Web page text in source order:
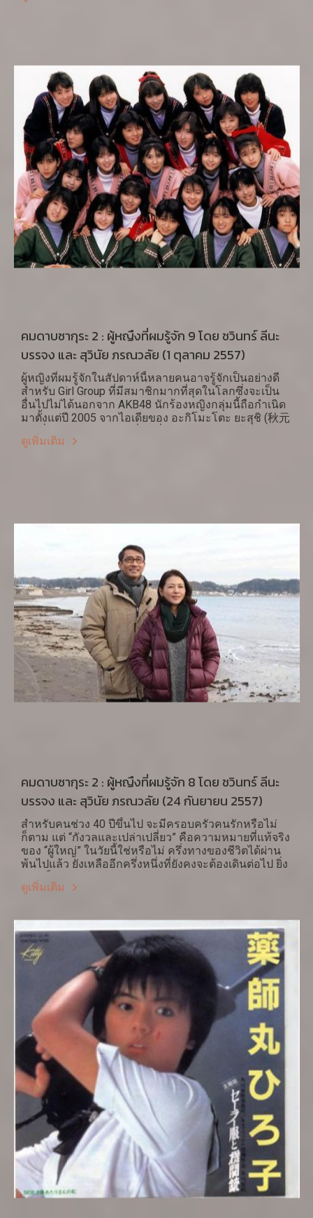
การฝึกบัลเลต์ตั้งแต่อายุ 5 ปีและน่าจะเข้าสู่วงการบัลเลต์
แต่กลับเข้าสู่วงการบันเทิงในฐานะนางแบบในหนังสือ
นิตยสารแฟชั่นสตรี สาวโฆษณาเบียร์ นางแบบชุดว่ายน้ำ
ในช่วงต้นทศวรรษที่ 1990
คมดาบซากุระ 2 : ผู้หญืงที่ผมรู้จัก 9 โดย ชวินทร์ ลีนะ
บรรจง และ สุวินัย ภรณวลัย (1 ตุลาคม 2557)
ผู้หญิงที่ผมรู้จักในสัปดาห์นี้หลายคนอาจรู้จักเป็นอย่างดี
สำหรับ Girl Group ที่มีสมาชิกมากที่สุดในโลกซึ่งจะเป็น
อื่นไปไม่ได้นอกจาก AKB48 นักร้องหญิงกลุ่มนี้ถือกำเนิด
มาตั้งแต่ปี 2005 จากไอเดียของ อะกิโมะโตะ ยะสุชิ (秋元
康) ที่อยากสร้างไอดอลที่คนทั่วไปสามารถเข้าใกล้และ
สัมผัสตัวจริงได้ การแบ่งออกเป็น 3 ทีมๆ ละ 16 คนโดยมี
พวกเธอไม่ได้เป็นนักร้องประสานเสียง ดังนั้นจึงมีผู้สงสัย
ประมาณ 150 คนจากการสัมภาษณ์กับแอนนา โคเรน
ดูเพิ่มเติม
คมดาบซากุระ 2 : ผู้หญืงที่ผมรู้จัก 8 โดย ชวินทร์ ลีนะ
บรรจง และ สุวินัย ภรณวลัย (24 กันยายน 2557)
สำหรับคนช่วง 40 ปีขึ้นไป จะมีครอบครัวคนรักหรือไม่
ก็ตาม แต่ “กังวลและเปล่าเปลี่ยว” คือความหมายที่แท้จริง
ของ “ผู้ใหญ่” ในวัยนี้ใช่หรือไม่ ครึ่งทางของชีวิตได้ผ่าน
พ้นไปแล้ว ยังเหลืออีกครึ่งหนึ่งที่ยังคงจะต้องเดินต่อไป ยิ่ง
หากเป็นหญิงโสดตัวคนเดียวด้วยแล้ว ความหมายของ
ชีวิตนับจากนี้คือการแสวงหา “ความรัก” ที่คงไม่ใช่ครั้ง
สิ้น จริงหรือไม่? หนังชุดทีวี ไซโกะ คะระ นิบังเมะโนะ
โค่ย (最後から二番目の恋) หรือ Second to Last Love
จึงเป็นภาพจำลองของหญิงโสดในวัยกลางคนผ่าน โยชิ
โนะ ชิอะกิ (吉野 千明) แสดงโดยโคะอิสุมิ เคียวโกะ (小
泉 今日子) โปรดิวเซอร์หนังชุดทีวีที่ใช้ชีวิตในครึ่งแรก
ของตนไปอย่างรวดเร็ว จนวันหนึ่งก็พบว่าตนเองนั้น
แท้จริงแล้ว “กังวลและเปล่าเปลี่ยว” เมื่อคิดว่าจะต้องใช้
ชีวิตอีกครึ่งหนึ่งที่เหลืออย่างไรดี
ดูเพิ่มเติม